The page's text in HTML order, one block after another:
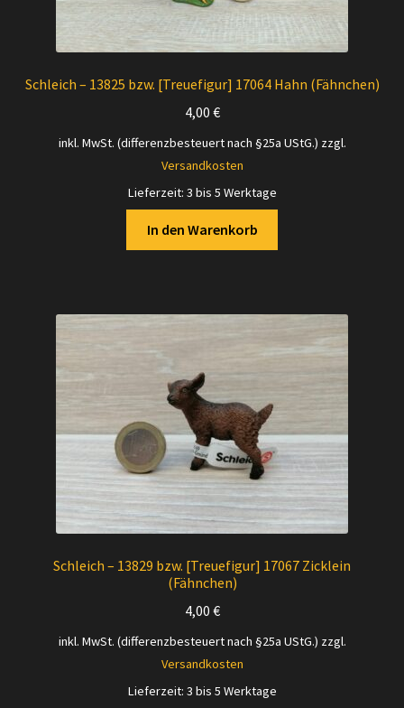
Schleich – 13825 bzw. [Treuefigur] 17064 Hahn (Fähnchen)
4,00 €
inkl. MwSt. (differenzbesteuert nach §25a UStG.) zzgl.
Versandkosten
Lieferzeit: 3 bis 5 Werktage
In den Warenkorb
Schleich – 13829 bzw. [Treuefigur] 17067 Zicklein
(Fähnchen)
4,00 €
inkl. MwSt. (differenzbesteuert nach §25a UStG.) zzgl.
Versandkosten
Lieferzeit: 3 bis 5 Werktage